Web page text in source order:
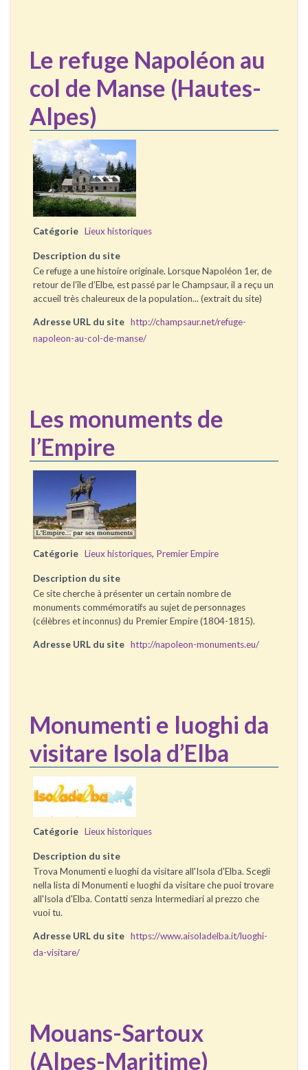
Le refuge Napoléon au
col de Manse (Hautes-
Alpes)
Catégorie Lieux historiques
Description du site
Ce refuge a une histoire originale. Lorsque Napoléon 1er, de
retour de l’île d’Elbe, est passé par le Champsaur, il a reçu un
accueil très chaleureux de la population... (extrait du site)
Adresse URL du site http://champsaur.net/refuge-
napoleon-au-col-de-manse/
Les monuments de
l’Empire
Catégorie Lieux historiques, Premier Empire
Description du site
Ce site cherche à présenter un certain nombre de
monuments commémoratifs au sujet de personnages
(célèbres et inconnus) du Premier Empire (1804-1815).
Adresse URL du site http://napoleon-monuments.eu/
Monumenti e luoghi da
visitare Isola d’Elba
Catégorie Lieux historiques
Description du site
Trova Monumenti e luoghi da visitare all'Isola d'Elba. Scegli
nella lista di Monumenti e luoghi da visitare che puoi trovare
all'Isola d'Elba. Contatti senza Intermediari al prezzo che
vuoi tu.
Adresse URL du site https://www.aisoladelba.it/luoghi-
da-visitare/
Mouans-Sartoux
(Alpes-Maritime)